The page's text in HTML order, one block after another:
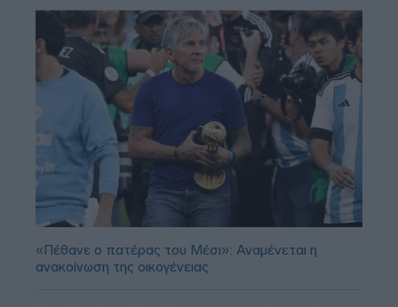
«Πέθανε ο πατέρας του Μέσι»: Αναμένεται η
ανακοίνωση της οικογένειας